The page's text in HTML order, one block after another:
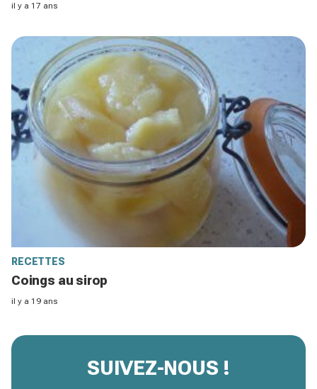
il y a 17 ans
RECETTES
Coings au sirop
il y a 19 ans
SUIVEZ-NOUS !